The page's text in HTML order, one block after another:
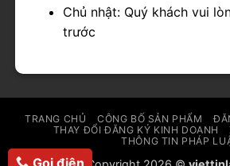
Chủ nhật: Quý khách vui
trước
Gọi điện
TRANG CHỦ CÔNG BỐ SẢN PHẨM
THAY ĐỔI ĐĂNG KÝ KINH DOANH
THÔNG TIN PHÁP